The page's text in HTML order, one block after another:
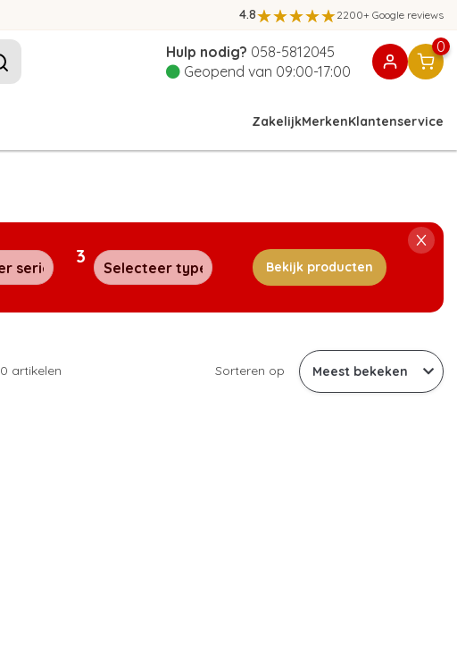
4.8 2200+ Google reviews
Hulp nodig? 058-5812045
Geopend van 09:00-17:00
0
ZakelijkMerkenKlantenservice
3 Bekijk producten
0 artikelen Sorteren op